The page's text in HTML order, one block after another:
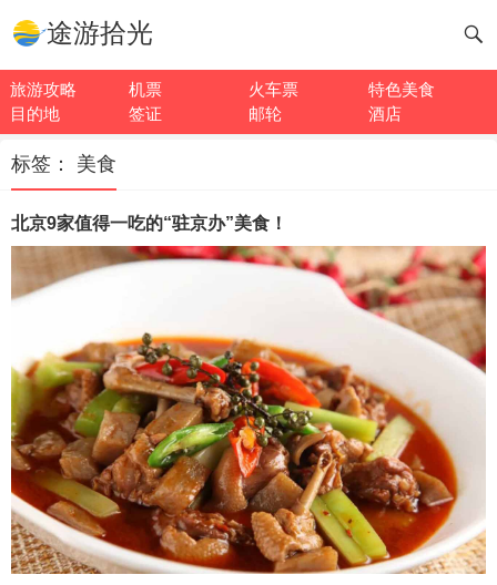
途游拾光
旅游攻略 机票 火车票
特色美食
目的地
签证 邮轮 酒店
标签： 美食
北京9家值得一吃的“驻京办”美食！